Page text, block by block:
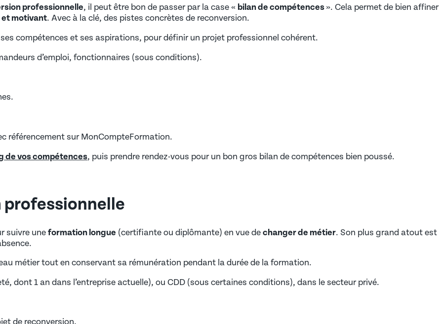
professionnelle, il peut être bon de passer par la case « bilan de compétences ». Cela permet de bien affiner
et motivant. Avec à la clé, des pistes concrètes de reconversion.
compétences et ses aspirations, pour définir un projet professionnel cohérent.
d’emploi, fonctionnaires (sous conditions).
référencement sur MonCompteFormation.
de vos compétences, puis prendre rendez-vous pour un bon gros bilan de compétences bien poussé.
professionnelle
suivre une formation longue (certifiante ou diplômante) en vue de changer de métier. Son plus grand atout est
métier tout en conservant sa rémunération pendant la durée de la formation.
dont 1 an dans l’entreprise actuelle), ou CDD (sous certaines conditions), dans le secteur privé.
de reconversion.